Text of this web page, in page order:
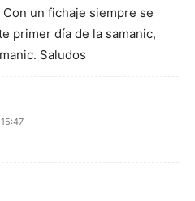
Con un fichaje siempre se
primer día de la samanic,
Saludos